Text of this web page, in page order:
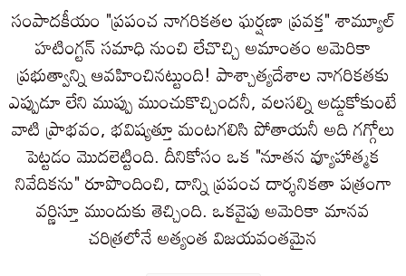
సంపాదకీయం "ప్రపంచ నాగరికతల ఘర్షణా ప్రవక్త" శామ్యూల్
హటింగ్టన్ సమాధి నుంచి లేచొచ్చి అమాంతం అమెరికా
ప్రభుత్వాన్ని ఆవహించినట్టుంది! పాశ్చాత్యదేశాల నాగరికతకు
ఎప్పుడూ లేని ముప్పు ముంచుకొచ్చిందనీ, వలసల్ని అడ్డుకోకుంటే
వాటి ప్రాభవం, భవిష్యత్తూ మంటగలిసి పోతాయనీ అది గగ్గోలు
పెట్టడం మొదలెట్టింది. దీనికోసం ఒక "నూతన వ్యూహాత్మక
నివేదికను" రూపొందించి, దాన్ని ప్రపంచ దార్శనికతా పత్రంగా
వర్ణిస్తూ ముందుకు తెచ్చింది. ఒకవైపు అమెరికా మానవ
చరిత్రలోనే అత్యంత విజయవంతమైన